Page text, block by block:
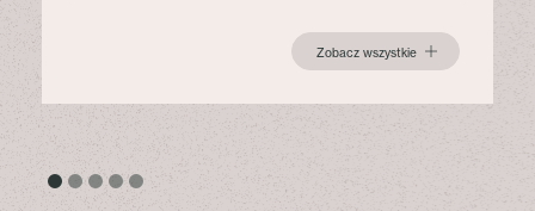
Zobacz wszystkie